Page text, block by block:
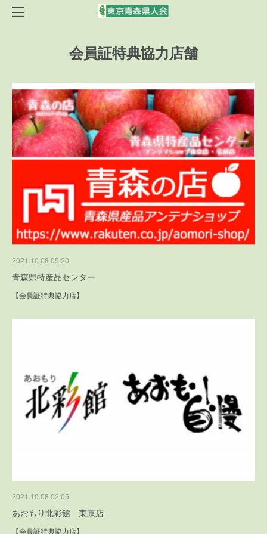
会員証特典協力店舗
2021.10.08 05:20
青森県特産品センター
【会員証特典協力店】
2021.10.08 02:05
あおもり北彩館 東京店
【会員証特典協力店】